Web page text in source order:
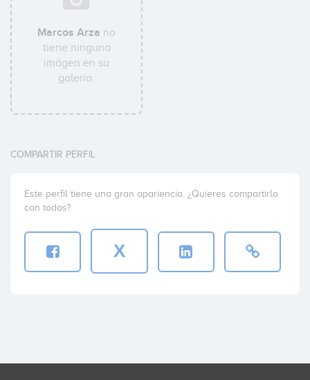
Marcos Arza no
tiene ninguna
imágen en su
galería.
COMPARTIR PERFIL
Este perfil tiene una gran apariencia. ¿Quieres compartirlo
con todos?
X